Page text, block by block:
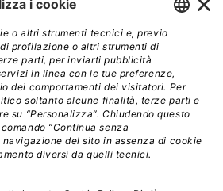
Instoremag
Esplora il gruppo
Edra Edizioni
Edizioni LSWR
LSWR Group